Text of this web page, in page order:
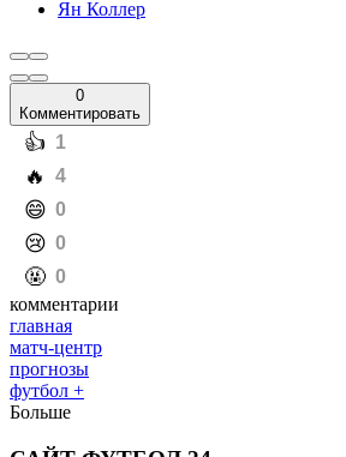
Ян Коллер
0
Комментировать
️👍 1
️🔥 4
️😄 0
️😢 0
️🤬 0
комментарии
главная
матч-центр
прогнозы
футбол +
Больше